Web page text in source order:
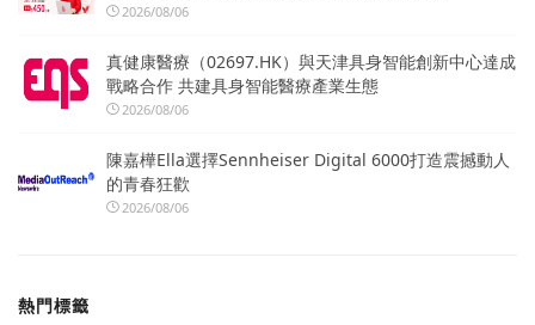
2026/08/06
真健康醫療（02697.HK）與天津具身智能創新中心達成
戰略合作 共建具身智能醫療產業生態
2026/08/06
陳嘉樺Ella選擇Sennheiser Digital 6000打造震撼動人
的青春狂歡
2026/08/06
熱門標籤